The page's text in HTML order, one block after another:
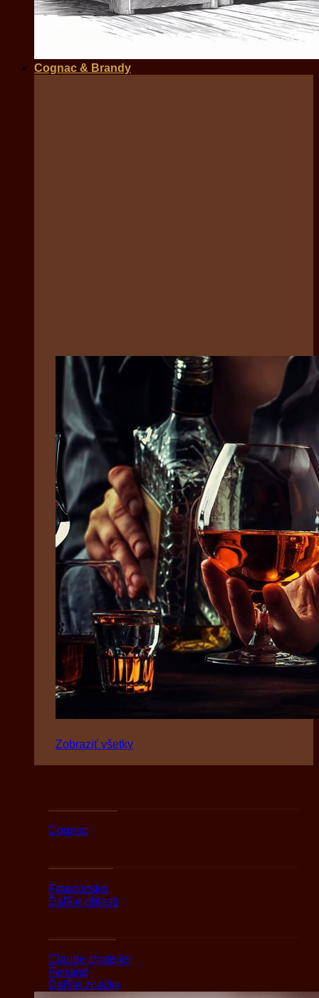
Cognac & Brandy
Zobraziť všetky
Cognac
Francúzsko
Ďaľšie oblasti
Claude chatelier
Ferrand
Ďaľšie značky